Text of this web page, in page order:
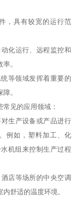
，具有较宽的运行范
化运行、远程监控和
。
等领域发挥着重要的
。
见的应用领域：
生产设备或产品进行
例如，塑料加工、化
机组来控制生产过程
店等场所的中央空调
舒适的温度环境。